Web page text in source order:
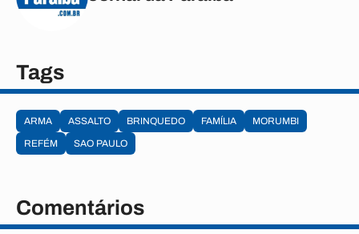
Tags
ARMA ASSALTO BRINQUEDO FAMÍLIA
MORUMBI
REFÉM
SAO PAULO
Comentários